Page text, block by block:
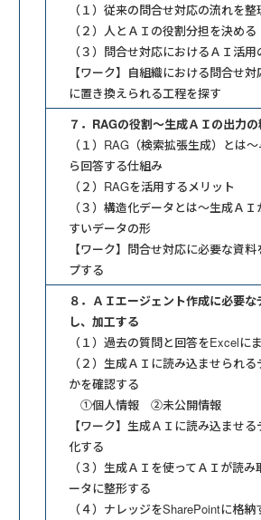
（１）従来の問合せ対応の流れを整
（２）人とＡＩの役割分担を決める
（３）問合せ対応におけるＡＩ活
【ワーク】自組織における問合せ対
に置き換えられる工程を探す
７．RAGの役割～生成ＡＩの出力
（１）RAG（検索拡張生成）とは
ら回答する仕組み
（２）RAGを活用するメリット
（３）構造化データとは～生成Ａ
すいデータの形
【ワーク】問合せ対応に必要な資
プする
８．ＡＩエージェント作成に必要
し、加工する
（１）過去の質問と回答をExcelに
（２）生成ＡＩに読み込ませられ
かを確認する
①個人情報 ②未公開情報
【ワーク】生成ＡＩに読み込ませ
化する
（３）生成ＡＩを使ってＡＩが読
ータに整形する
（４）ナレッジをSharePointに格納